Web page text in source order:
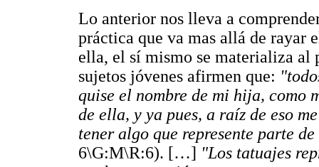
Lo anterior nos lleva a
práctica que va mas allá de rayar
ella, el sí mismo se materializa al
sujetos jóvenes afirmen que:
quise el nombre de mi hija, como
de ella, y ya pues, a raíz de eso
tener algo que represente parte
6\G:M\R:6). […] "Los tatuajes